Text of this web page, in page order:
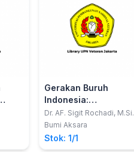
Gerakan Buruh
Indonesia:
Perlawanan Dan
Fragmentasi
Dr. AF. Sigit Rochadi, M.Si.
Bumi Aksara
Stok: 1/1